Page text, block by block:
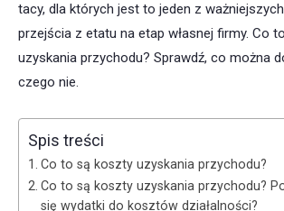
tacy, dla których jest to jeden z
przejścia z etatu na etap własnej firmy. Co
uzyskania przychodu? Sprawdź, co można
czego nie.
Spis treści
Co to są koszty uzyskania przychodu?
Co to są koszty uzyskania przychodu?
się wydatki do kosztów działalności?